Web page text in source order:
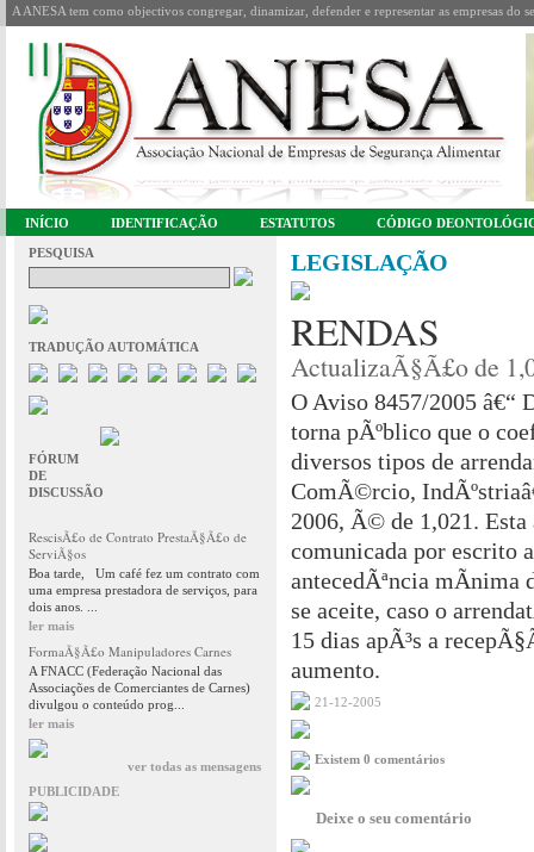
A ANESA tem como objectivos congregar, dinamizar, defender e representar as empresas
INÍCIO IDENTIFICAÇÃO ESTATUTOS CÓDIGO
PESQUISA
TRADUÇÃO AUTOMÁTICA
FÓRUM
DE
DISCUSSÃO
RescisÃ£o de Contrato PrestaÃ§Ã£o de
ServiÃ§os
Boa tarde, Um café fez um contrato com
uma empresa prestadora de serviços, para
dois anos. ...
ler mais
FormaÃ§Ã£o Manipuladores Carnes
A FNACC (Federação Nacional das
Associações de Comerciantes de Carnes)
divulgou o conteúdo prog...
ler mais
ver todas as mensagens
PUBLICIDADE
LEGISLAÇÃO
RENDAS
ActualizaÃ§Ã£o de
O Aviso 8457/2005 â€“
torna pÃºblico que o
diversos tipos de
ComÃ©rcio,
2006, Ã© de 1,021.
comunicada por escrito
antecedÃªncia mÃ­nima
se aceite, caso o
15 dias apÃ³s a
aumento.
21-12-2005
Existem 0 comentários
Deixe o seu comentário